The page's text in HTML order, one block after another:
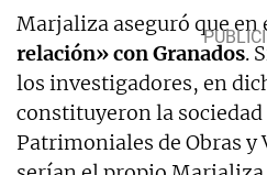
Marjaliza aseguró que en
relación» con Granados.
los investigadores, en
constituyeron la sociedad
Patrimoniales de Obras y